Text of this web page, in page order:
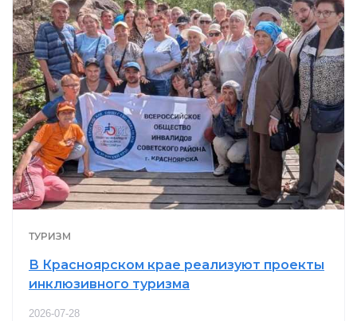
ТУРИЗМ
В Красноярском крае реализуют проекты
инклюзивного туризма
2026-07-28